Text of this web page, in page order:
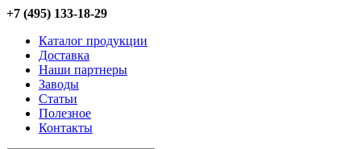
Перейти к основному содержанию
+7 (495) 133-18-29
Каталог продукции
Доставка
Наши партнеры
Заводы
Статьи
Полезное
Контакты